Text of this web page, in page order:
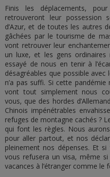
Finis les déplacements,
retrouveront leur possession
d’Azur, et de toutes les autres
gâchées par le tourisme de
vont retrouver leur
un luxe, et les gens
essayé de nous en tenir à
désagréables que possible
n’a pas suffi. Si cette
vont tout simplement nous
vous, que des hordes
Chinois impénétrables
refuges de montagne cachés ?
qui font les règles. Nous
pour aller partout, et nos
pleinement nos dépenses. Et
vous refusera un visa, même
vacances à l’étranger comme le